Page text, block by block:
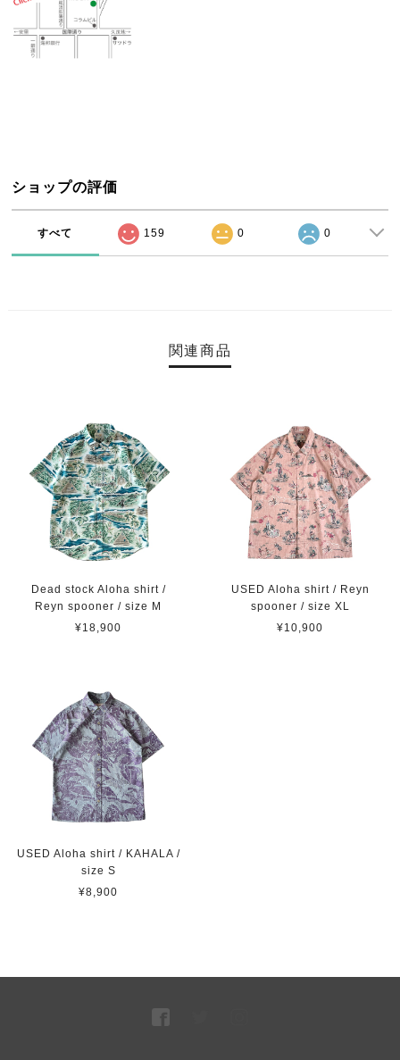
ショップの評価
すべて 159 0 0
関連商品
Dead stock Aloha shirt /
Reyn spooner / size M
¥18,900
USED Aloha shirt / Reyn
spooner / size XL
¥10,900
USED Aloha shirt / KAHALA /
size S
¥8,900